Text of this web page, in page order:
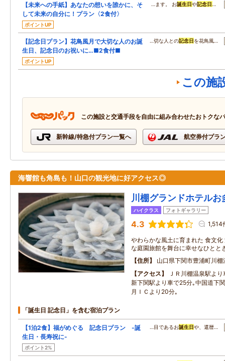
【未来への手紙】あなたの想いを誰かに、そ
して未来の自分に！プラン〈2食付〉
ポイントUP
…ます。 お誕生日や記念日 …
【記念日プラン】花鳥風月で大切な人のお誕
生日、記念日のお祝いに…■2食付■
ポイントUP
…切な人との記念日 を花鳥風…
この施
この施設と交通手段を自由に組み合わせたおトクな
新幹線/特急付プラン一覧へ 航空券付プラ
海響館も角島も！山口の観光地に好アクセス◎
川棚グランドホテルお
ハイクラス フォトギャラリー
4.3 1,514
やわらかな風土に育まれた 食文
な庭園旅館を舞台に幸せなひとと
住所
山口県下関市豊浦町川棚
アクセス
ＪＲ川棚温泉駅よ
新下関駅より車で25分｡中国道下
月ＩＣより20分｡
「誕生日 記念日」を含む宿泊プラン
【1泊2食】福がめぐる 記念日プラン -誕
生日・長寿祝に-
ポイント2%
…目であるお誕生日や、還暦…